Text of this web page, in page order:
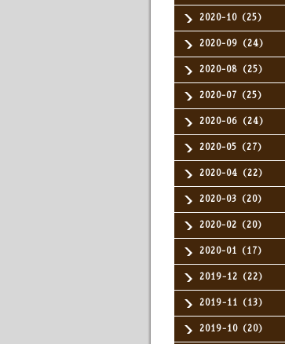
2020-10（25）
2020-09（24）
2020-08（25）
2020-07（25）
2020-06（24）
2020-05（27）
2020-04（22）
2020-03（20）
2020-02（20）
2020-01（17）
2019-12（22）
2019-11（13）
2019-10（20）